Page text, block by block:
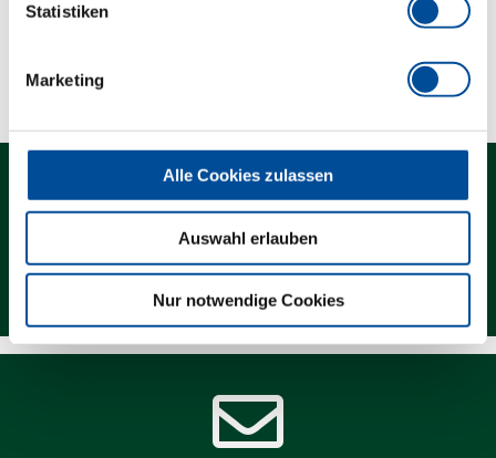
Statistiken
Marketing
Alle Cookies zulassen
Auswahl erlauben
Nur notwendige Cookies
Kontakt